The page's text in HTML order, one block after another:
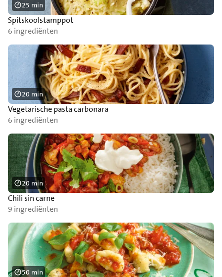
Spitskoolstamppot
6 ingrediënten
25 min
Vegetarische pasta carbonara
6 ingrediënten
20 min
Chili sin carne
9 ingrediënten
20 min
50 min